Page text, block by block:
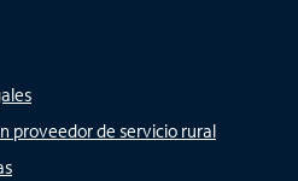
proveedor de servicio rural